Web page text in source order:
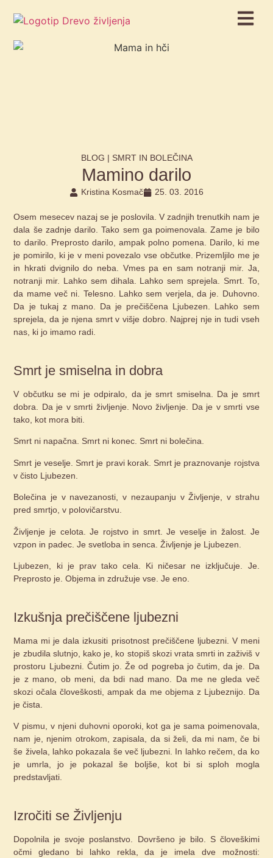
BLOG | SMRT IN BOLEČINA
Mamino darilo
Kristina Kosmač 25. 03. 2016
Osem mesecev nazaj se je poslovila. V zadnjih trenutkih nam je
dala še zadnje darilo. Tako sem ga poimenovala. Zame je bilo
to darilo. Preprosto darilo, ampak polno pomena. Darilo, ki me
je pomirilo, ki je v meni povezalo vse občutke. Prizemljilo me je
in hkrati dvignilo do neba. Vmes pa en sam notranji mir. Ja,
notranji mir. Lahko sem dihala. Lahko sem sprejela. Smrt. To,
da mame več ni. Telesno. Lahko sem verjela, da je. Duhovno.
Da je tukaj z mano. Da je prečiščena Ljubezen. Lahko sem
sprejela, da je njena smrt v višje dobro. Najprej nje in tudi vseh
nas, ki jo imamo radi.
Smrt je smiselna in dobra
V občutku se mi je odpiralo, da je smrt smiselna. Da je smrt
dobra. Da je v smrti življenje. Novo življenje. Da je v smrti vse
tako, kot mora biti.
Smrt ni napačna. Smrt ni konec. Smrt ni bolečina.
Smrt je veselje. Smrt je pravi korak. Smrt je praznovanje rojstva
v čisto Ljubezen.
Bolečina je v navezanosti, v nezaupanju v Življenje, v strahu
pred smrtjo, v polovičarstvu.
Življenje je celota. Je rojstvo in smrt. Je veselje in žalost. Je
vzpon in padec. Je svetloba in senca. Življenje je Ljubezen.
Ljubezen, ki je prav tako cela. Ki ničesar ne izključuje. Je.
Preprosto je. Objema in združuje vse. Je eno.
Izkušnja prečiščene ljubezni
Mama mi je dala izkusiti prisotnost prečiščene ljubezni. V meni
je zbudila slutnjo, kako je, ko stopiš skozi vrata smrti in zaživiš v
prostoru Ljubezni. Čutim jo. Že od pogreba jo čutim, da je. Da
je z mano, ob meni, da bdi nad mano. Da me ne gleda več
skozi očala človeškosti, ampak da me objema z Ljubeznijo. Da
je čista.
V pismu, v njeni duhovni oporoki, kot ga je sama poimenovala,
nam je, njenim otrokom, zapisala, da si želi, da mi nam, če bi
še živela, lahko pokazala še več ljubezni. In lahko rečem, da ko
je umrla, jo je pokazal še boljše, kot bi si sploh mogla
predstavljati.
Izročiti se Življenju
Dopolnila je svoje poslanstvo. Dovršeno je bilo. S človeškimi
očmi gledano bi lahko rekla, da je imela dve možnosti: